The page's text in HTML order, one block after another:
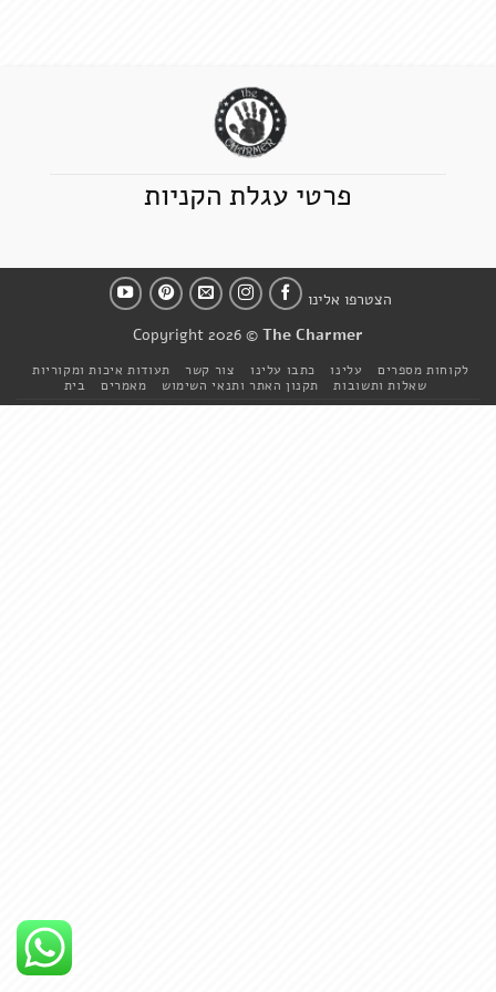
פרטי עגלת הקניות
הצטרפו אלינו
Copyright 2026 © The Charmer
לקוחות מספרים עלינו כתבו עלינו צור קשר
תעודות איכות ומקוריות
שאלות ותשובות
תקנון האתר ותנאי השימוש מאמרים בית